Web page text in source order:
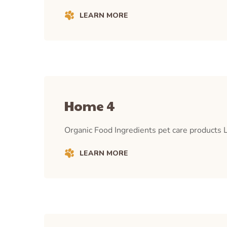
LEARN MORE
Home 4
Organic Food Ingredients pet care products
LEARN MORE